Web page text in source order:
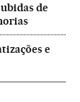
de
e